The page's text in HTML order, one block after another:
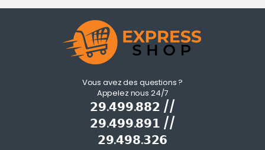
Vous avez des questions ?
Appelez nous 24/7
𝟮𝟵.𝟰𝟵𝟵.𝟴𝟴𝟮 //
𝟮𝟵.𝟰𝟵𝟵.𝟴𝟵𝟭 //
𝟮𝟵.𝟰𝟵𝟴.𝟯𝟮𝟲